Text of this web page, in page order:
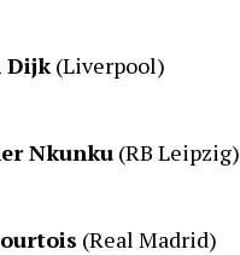
Dijk(Liverpool)
Nkunku(RB Leipzig)
(Real Madrid)